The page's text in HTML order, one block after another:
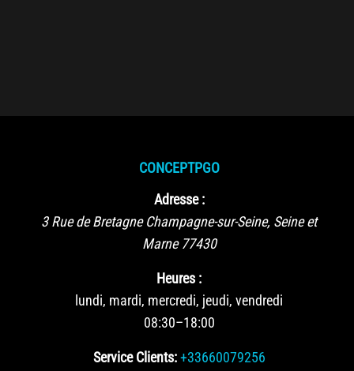
CONCEPTPGO
Adresse :
3 Rue de Bretagne Champagne-sur-Seine, Seine et
Marne 77430
Heures :
lundi, mardi, mercredi, jeudi, vendredi
08:30–18:00
Service Clients: +33660079256